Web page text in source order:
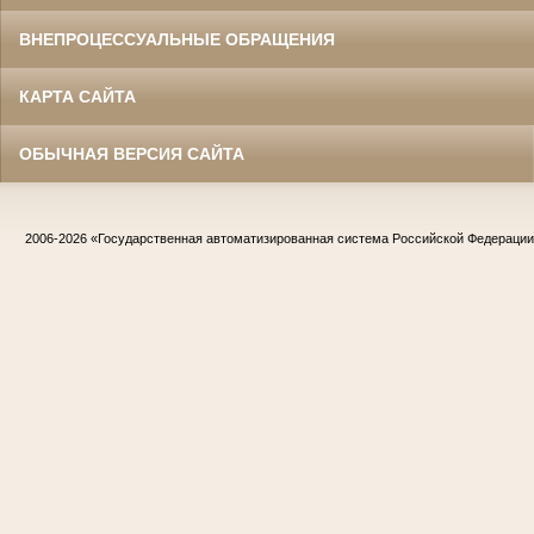
ВНЕПРОЦЕССУАЛЬНЫЕ ОБРАЩЕНИЯ
КАРТА САЙТА
ОБЫЧНАЯ ВЕРСИЯ САЙТА
2006-2026 «Государственная автоматизированная система Российской